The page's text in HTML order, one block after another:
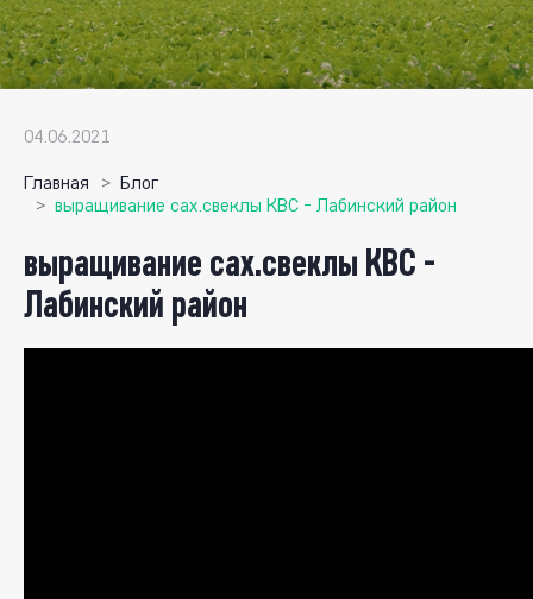
04.06.2021
Главная
Блог
выращивание сах.свеклы КВС - Лабинский район
выращивание сах.свеклы КВС -
Лабинский район